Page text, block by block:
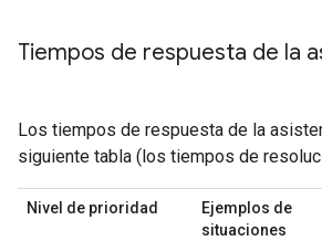
Tiempos de respuesta de la
Los tiempos de respuesta de la
siguiente tabla (los tiempos de
Nivel de prioridad
Ejemplos de
situaciones